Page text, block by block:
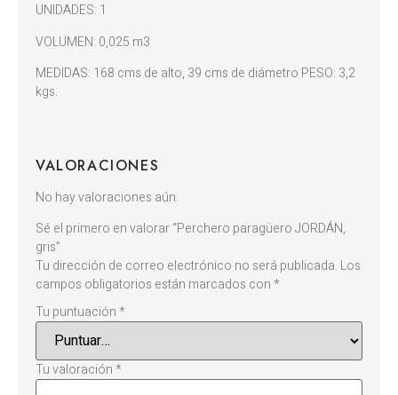
UNIDADES: 1
VOLUMEN: 0,025 m3
MEDIDAS: 168 cms de alto, 39 cms de diámetro PESO: 3,2
kgs.
VALORACIONES
No hay valoraciones aún.
Sé el primero en valorar “Perchero paragüero JORDÁN,
gris”
Tu dirección de correo electrónico no será publicada. Los
campos obligatorios están marcados con*
Tu puntuación*
Tu valoración*